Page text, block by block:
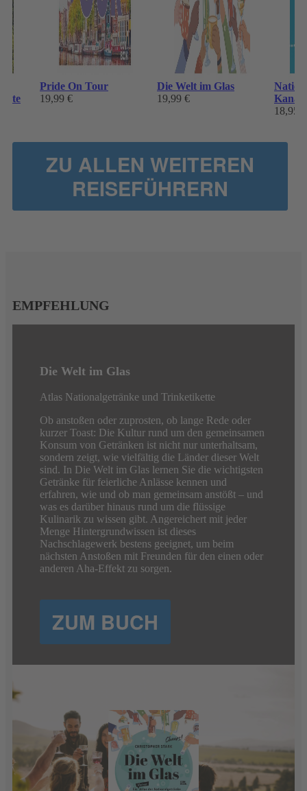
Pride On Tour
19,99 €
Die Welt im Glas
19,99 €
18,95 €
ZU ALLEN WEITEREN
REISEFÜHRERN
EMPFEHLUNG
Die Welt im Glas
Atlas Nationalgetränke und Trinketikette
Ob anstoßen oder zuprosten, ob lange Rede oder
kurzer Toast: Die Kultur rund um den gemeinsamen
Konsum von Getränken ist nicht nur unterhaltsam,
sondern zeigt, wie vielfältig die Länder dieser Welt
sind. In Die Welt im Glas lernen Sie die wichtigsten
Getränke für feierliche Anlässe kennen und
erfahren, wie und ob man gemeinsam anstößt – und
was es darüber hinaus rund um die flüssige
Kulinarik zu wissen gibt. Angereichert mit jeder
Menge Hintergrundwissen ist dieses
Nachschlagewerk bestens geeignet, um beim
nächsten Anstoßen mit Freunden für den einen oder
anderen Aha-Effekt zu sorgen.
ZUM BUCH